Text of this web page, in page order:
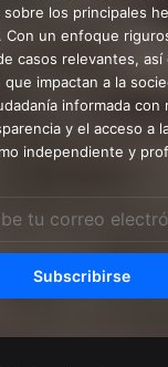
los principales
Con un enfoque
casos relevantes,
impactan a la
informada con
y el acceso a
independiente y